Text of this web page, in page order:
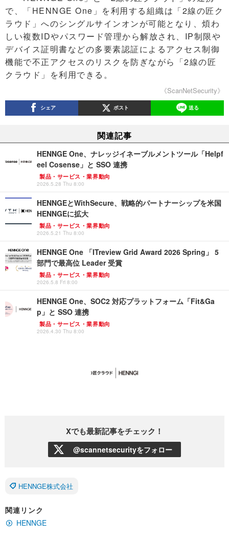
で、「HENNGE One」を利用する組織は「2線の匠ク
ラウド」へのシングルサインオンが可能となり、煩わ
しい複数IDやパスワード管理から解放され、IP制限や
デバイス証明書などの多要素認証によるアクセス制御
機能で不正アクセスのリスクを防ぎながら「2線の匠
クラウド」​​を利用できる。
《ScanNetSecurity》
シェア ポスト 送る
関連記事
HENNGE One、ナレッジイネーブルメントツール「Helpf
eel Cosense」と SSO 連携
製品・サービス・業界動向
2026.5.28 Thu 8:00
HENNGEとWithSecure、戦略的パートナーシップを米国
HENNGEに拡大
製品・サービス・業界動向
2026.5.21 Thu 8:00
HENNGE One 「ITreview Grid Award 2026 Spring」 5
部門で最高位 Leader 受賞
製品・サービス・業界動向
2026.5.8 Fri 8:00
HENNGE One、SOC2 対応プラットフォーム「Fit&Ga
p」と SSO 連携
製品・サービス・業界動向
2026.4.30 Thu 8:00
Xでも最新記事をチェック！
@scannetsecurityをフォロー
HENNGE株式会社
関連リンク
HENNGE